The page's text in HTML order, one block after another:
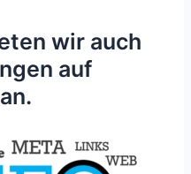
wir auch
auf